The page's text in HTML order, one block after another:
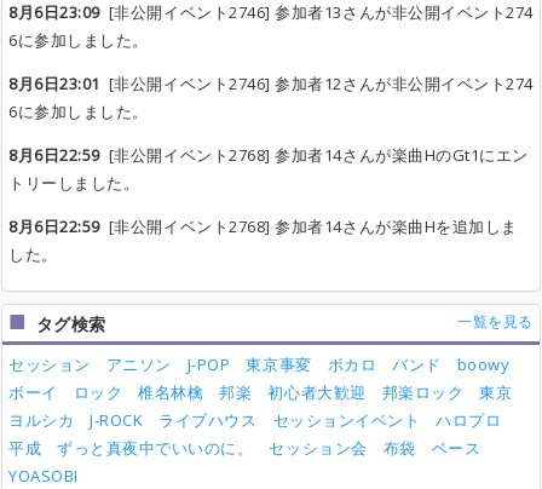
8月6日23:09[非公開イベント2746] 参加者13さんが非公開イベント274
6に参加しました。
8月6日23:01 [非公開イベント2746] 参加者12さんが非公開イベント274
6に参加しました。
8月6日22:59[非公開イベント2768] 参加者14さんが楽曲HのGt1にエン
トリーしました。
8月6日22:59[非公開イベント2768] 参加者14さんが楽曲Hを追加しま
した。
タグ検索 一覧を見る
セッション アニソン J-POP 東京事変 ボカロ バンド
boowy
ボーイ
ロック 椎名林檎 邦楽 初心者大歓迎 邦楽ロック
東京
ヨルシカ
J-ROCK ライブハウス セッションイベント
ハロプロ
平成
ずっと真夜中でいいのに。 セッション会 布袋
ベース
YOASOBI